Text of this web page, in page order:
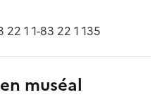
1 1-83 22 1 135
muséal